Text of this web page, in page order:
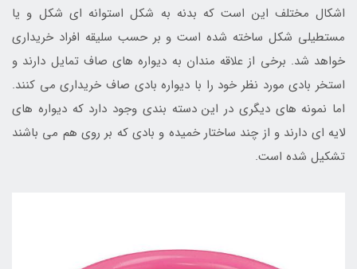
اشکال مختلف این است که بدنه به شکل استوانه ای شکل و یا
مستطیلی شکل ساخته شده است و بر حسب سلیقه افراد خریداری
خواهد شد. برخی از علاقه مندان به دیواره های صاف تمایل دارند و
استخر بادی مورد نظر خود را با دیواره بادی صاف خریداری می کنند.
اما نمونه های دیگری در این دسته بندی وجود دارد که دیواره های
لایه ای دارند و از چند ساختار خمیده و بادی که بر روی هم می باشند
تشکیل شده است.